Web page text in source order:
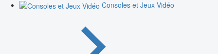
Consoles et Jeux Vidéo